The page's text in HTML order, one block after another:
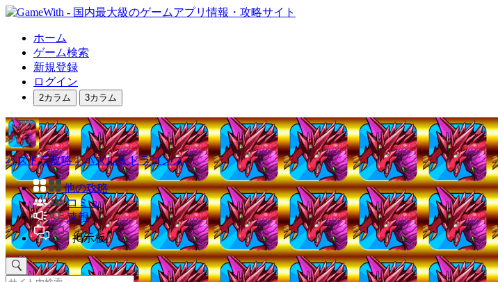
ホーム
ゲーム検索
新規登録
ログイン
2カラム 3カラム
パズドラ攻略｜パズル＆ドラゴンズ
他の攻略
コミュ
速報
掲示板